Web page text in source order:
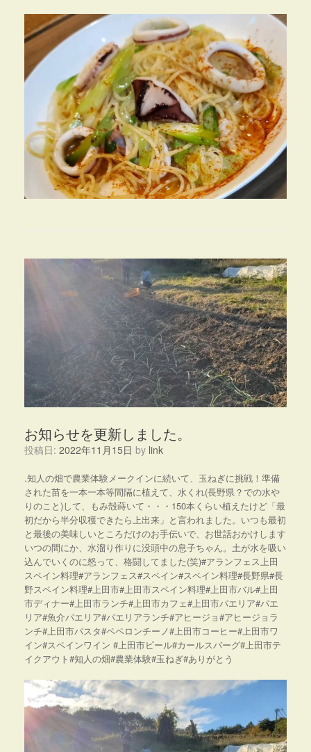
お知らせを更新しました。
投稿日: 2022年11月15日 by link
.知人の畑で農業体験メークインに続いて、玉ねぎに挑戦！準備
された苗を一本一本等間隔に植えて、水くれ(長野県？での水や
りのこと)して、もみ殻蒔いて・・・150本くらい植えたけど「最
初だから半分収穫できたら上出来」と言われました。いつも最初
と最後の美味しいところだけのお手伝いで、お世話おかけします
いつの間にか、水溜り作りに没頭中の息子ちゃん。土が水を吸い
込んでいくのに怒って、格闘してました(笑)#アランフェス上田
スペイン料理#アランフェス#スペイン#スペイン料理#長野県#長
野スペイン料理#上田市#上田市スペイン料理#上田市バル#上田
市ディナー#上田市ランチ#上田市カフェ#上田市パエリア#パエ
リア#魚介パエリア#パエリアランチ#アヒージョ#アヒージョラ
ンチ#上田市パスタ#ペペロンチーノ#上田市コーヒー#上田市ワ
イン#スペインワイン #上田市ビール#カールスバーグ#上田市テ
イクアウト#知人の畑#農業体験#玉ねぎ#ありがとう